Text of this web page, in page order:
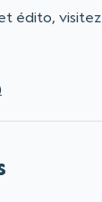
édito, visitez